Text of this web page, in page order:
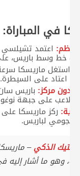
في المباراة:
اعتمد
خط وسط باريس،
استغل ماريسكا
اعتاد على السيطرة.
بدون مركز: باريس
للاعب على جبهة نوغو
ركز ماريسكا
لباريس.
الذكي–
وهو ما أشار